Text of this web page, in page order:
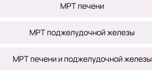
МРТ печени
МРТ поджелудочной железы
МРТ печени и поджелудочной железы